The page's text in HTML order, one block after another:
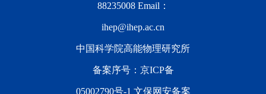
88235008 Email：
ihep@ihep.ac.cn
中国科学院高能物理研究所
备案序号： 京ICP备
05002790号-1 文保网安备案